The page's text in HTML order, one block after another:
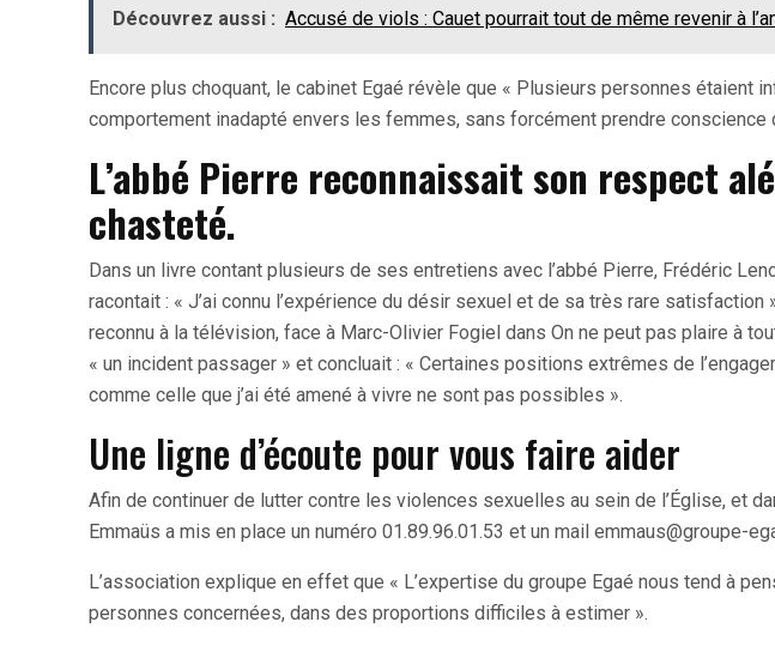
Découvrez aussi : Accusé de viols : Cauet pourrait tout de même revenir à
Encore plus choquant, le cabinet Egaé révèle que « Plusieurs personnes étaient
comportement inadapté envers les femmes, sans forcément prendre
L’abbé Pierre reconnaissait son respect
chasteté.
Dans un livre contant plusieurs de ses entretiens avec l’abbé Pierre, Frédéric
racontait : « J’ai connu l’expérience du désir sexuel et de sa très rare satisfaction
reconnu à la télévision, face à Marc-Olivier Fogiel dans On ne peut pas plaire à
« un incident passager » et concluait : « Certaines positions extrêmes de
comme celle que j’ai été amené à vivre ne sont pas possibles ».
Une ligne d’écoute pour vous faire aider
Afin de continuer de lutter contre les violences sexuelles au sein de l’Église, et
Emmaüs a mis en place un numéro 01.89.96.01.53 et un mail emmaus@groupe-
L’association explique en effet que « L’expertise du groupe Egaé nous tend à
personnes concernées, dans des proportions difficiles à estimer ».